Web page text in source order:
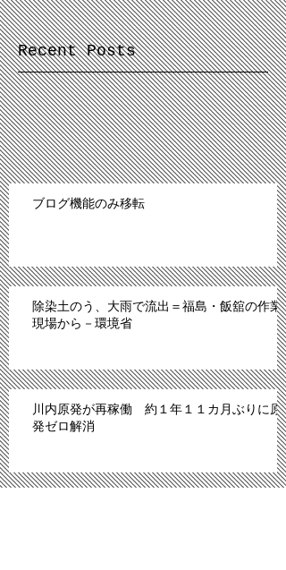
Recent Posts
ブログ機能のみ移転
除染土のう、大雨で流出＝福島・飯舘の作業
現場から－環境省
川内原発が再稼働 約１年１１カ月ぶりに原
発ゼロ解消